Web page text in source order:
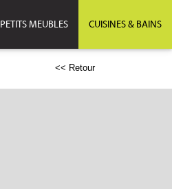
PETITS MEUBLES CUISINES & BAINS
<< Retour